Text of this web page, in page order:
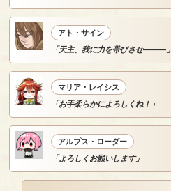
アト・サイン
「天主、我に力を帯びさせ―――」
マリア・レイシス
「お手柔らかによろしくね！」
アルプス・ローダー
「よろしくお願いします」